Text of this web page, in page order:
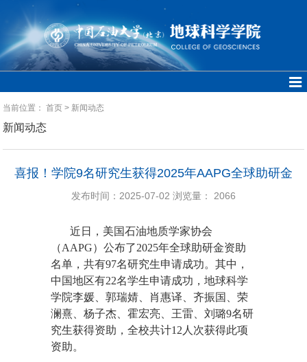
当前位置：首页 > 新闻动态
新闻动态
喜报！学院9名研究生获得2025年AAPG全球助研金
发布时间：2025-07-02 浏览量： 2066
近日，美国石油地质学家协会
（AAPG）公布了2025年全球助研金资助
名单，共有97名研究生申请成功。其中，
中国地区有22名学生申请成功，地球科学
学院李媛、郭瑞婧、肖惠译、齐振国、荣
澜熹、杨子杰、霍宏亮、王雷、刘璐9名研
究生获得资助，全校共计12人次获得此项
资助。